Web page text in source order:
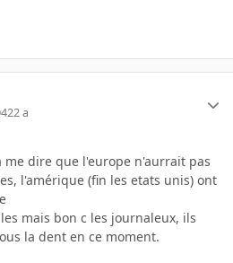
22 a
me dire que l'europe n'aurrait pas
l'amérique (fin les etats unis) ont
mais bon c les journaleux, ils
la dent en ce moment.